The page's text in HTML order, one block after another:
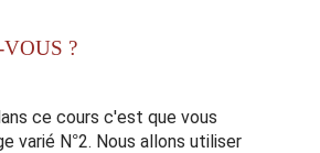
?
ce cours c'est que vous
varié N°2. Nous allons utiliser